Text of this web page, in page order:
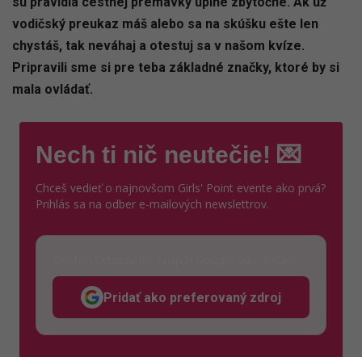
vodičský preukaz máš alebo sa na skúšku ešte len
chystáš, tak neváhaj a otestuj sa v našom kvíze.
Pripravili sme si pre teba základné značky, ktoré by si
mala ovládať.
Nech ti nič neutečie! 💌
Chceš vedieť o najnovšom Girls' Point evente ako prvá?
Prihlás sa na odber e-mailových newslettrov.
Pridať ako preferovaný zdroj
Odzadu, odkaz sa otvorí v